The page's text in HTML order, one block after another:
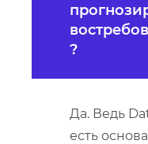
?
Да. Ведь
есть